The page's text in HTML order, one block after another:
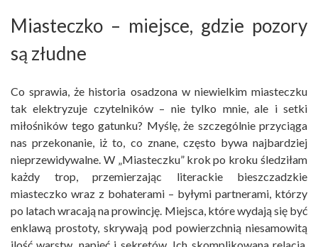
Miasteczko – miejsce, gdzie pozory
są złudne
Co sprawia, że historia osadzona w niewielkim miasteczku
tak elektryzuje czytelników – nie tylko mnie, ale i setki
miłośników tego gatunku? Myślę, że szczególnie przyciąga
nas przekonanie, iż to, co znane, często bywa najbardziej
nieprzewidywalne. W „Miasteczku” krok po kroku śledziłam
każdy trop, przemierzając literackie bieszczadzkie
miasteczko wraz z bohaterami – byłymi partnerami, którzy
po latach wracają na prowincję. Miejsca, które wydają się być
enklawą prostoty, skrywają pod powierzchnią niesamowitą